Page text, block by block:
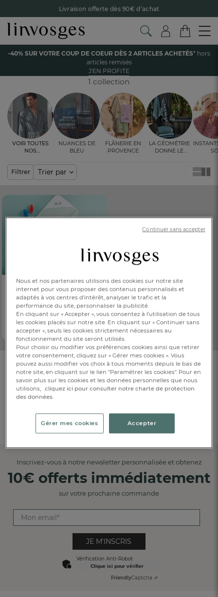
Livraison offerte dès 90€ d’achat
Retour offert avec Colissimo* !
Payez en 3x ou 4x sans frais avec Alma
Le parrainage Linvosges : offrez 15€, recevez 15€ !
Je
découvre
-40% sur votre coup de coeurdès 2 articles achetés !
profite
FR DE
AT
BE
-40% SUR VOTRE COUP DE COEUR DÈS 2 ARTICLES ACHETÉS* hors
articles remisés
J'EN PROFITE
Accueil La salle de bain Linge de bain enfant et bébé Cape de bain
CAPE DE BAIN
1 collection
Nuances de
bleu
Flânerie en
Provence
La géométrie
donne le
Voir toutes
nos
Filtrer Trier par
BRODABLE
Cape de bain
Comme des grands
Dès32,00 €
100% coton
Avis clients
Cape de bain
Inscrivez-vous à notre newsletter personnalisée et obtenez
10€ offerts immédiatement
sur votre prochaine commande
JE M'INSCRIS
Vérification Anti-Robot
Clique ici pour vérifier
FriendlyCaptcha ⇗
Nous et nos partenaires utilisons des cookies sur notre site
internet pour vous proposer des contenus personnalisés et
adaptés à vos centres d’intérêt, analyser le trafic et la
performance du site, personnaliser la publicité.
En cliquant sur « Accepter », vous consentez à l'utilisation de tous
les cookies placés sur notre site. En cliquant sur « Continuer sans
accepter », seuls les cookies strictement nécessaires au
fonctionnement du site seront utilisés.
Pour choisir ou modifier vos préférences cookies ainsi que retirer
votre consentement, cliquez sur « Gérer mes cookies ». Vous
pouvez aussi modifier vos choix à tous moments depuis le bas de
notre site, en cliquant sur le lien "Paramétrer les cookies". Pour en
savoir plus sur les cookies et les données personnelles que nous
utilisons, cliquez ici pour consulter notre charte de protection
des données.
Gérer mes cookies Accepter
Continuer sans accepter